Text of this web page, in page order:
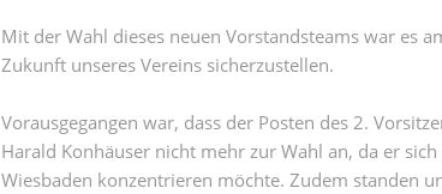
Mit der Wahl dieses neuen Vorstandsteams war es
Zukunft unseres Vereins sicherzustellen.
Vorausgegangen war, dass der Posten des 2.
Harald Konhäuser nicht mehr zur Wahl an, da er
Wiesbaden konzentrieren möchte. Zudem standen